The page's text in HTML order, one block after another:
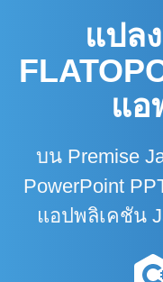
แปล
แอ
บน Premise
PowerPoint
แอปพลิเคชัน